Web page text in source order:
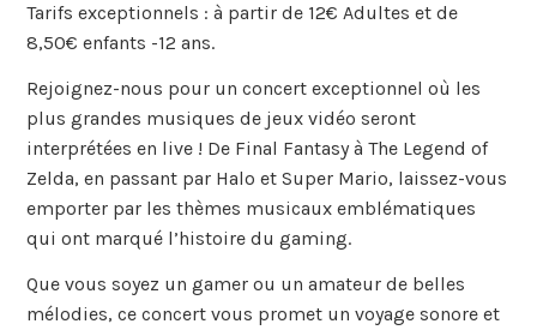
Tarifs exceptionnels : à partir de 12€ Adultes et de
8,50€ enfants -12 ans.
Rejoignez-nous pour un concert exceptionnel où les
plus grandes musiques de jeux vidéo seront
interprétées en live ! De Final Fantasy à The Legend of
Zelda, en passant par Halo et Super Mario, laissez-vous
emporter par les thèmes musicaux emblématiques
qui ont marqué l’histoire du gaming.
Que vous soyez un gamer ou un amateur de belles
mélodies, ce concert vous promet un voyage sonore et